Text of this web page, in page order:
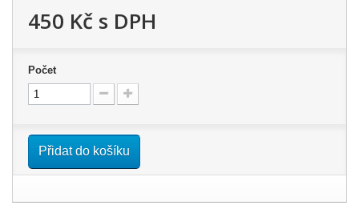
450 Kč s DPH
Počet
Přidat do košíku